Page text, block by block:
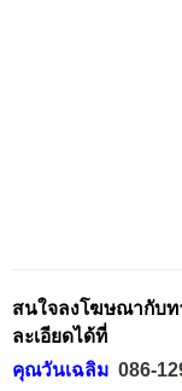
สนใจลงโฆษณากับท
ละเอียดได้ที่
คุณวันเฉลิม 086-